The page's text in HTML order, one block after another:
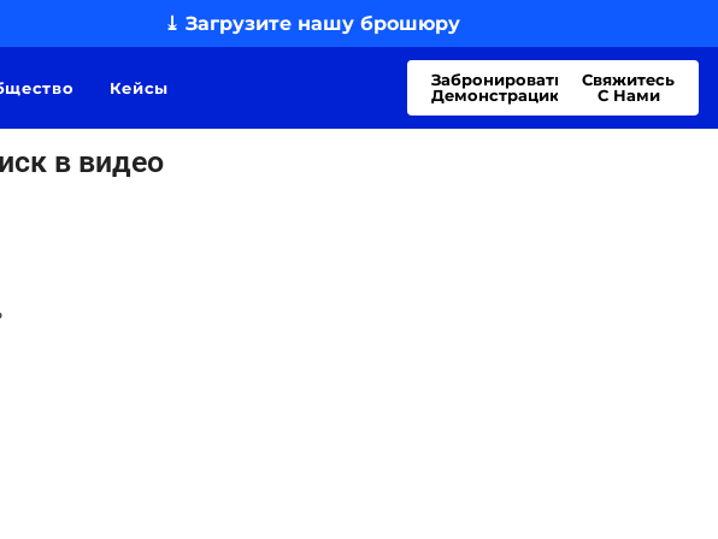
⤓ Загрузите нашу брошюру
Кейсы
Забронировать
Демонстрацию
Свяжитесь
С Нами
в видео